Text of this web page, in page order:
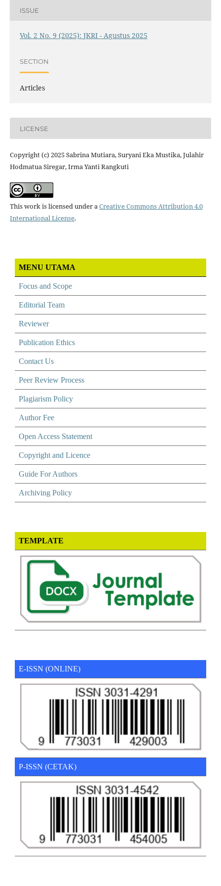
ISSUE
Vol. 2 No. 9 (2025): JKRI - Agustus 2025
SECTION
Articles
LICENSE
Copyright (c) 2025 Sabrina Mutiara, Suryani Eka Mustika, Julahir
Hodmatua Siregar, Irma Yanti Rangkuti
This work is licensed under aCreative Commons Attribution 4.0
International License.
MENU UTAMA
Focus and Scope
Editorial Team
Reviewer
Publication Ethics
Contact Us
Peer Review Process
Plagiarism Policy
Author Fee
Open Access Statement
Copyright and Licence
Guide For Authors
Archiving Policy
TEMPLATE
E-ISSN (ONLINE)
P-ISSN (CETAK)